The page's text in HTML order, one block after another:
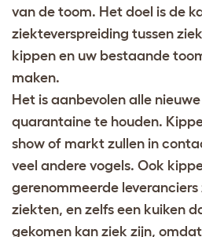
van de toom. Het doel is de
ziekteverspreiding tussen
kippen en uw bestaande
maken.
Het is aanbevolen alle
quarantaine te houden.
show of markt zullen in
veel andere vogels. Ook k
gerenommeerde leveranciers
ziekten, en zelfs een kuiken
gekomen kan ziek zijn,